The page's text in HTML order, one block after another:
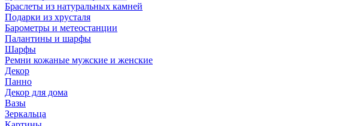
Браслеты из натуральных камней
Подарки из хрусталя
Барометры и метеостанции
Палантины и шарфы
Шарфы
Ремни кожаные мужские и женские
Декор
Панно
Декор для дома
Вазы
Зеркальца